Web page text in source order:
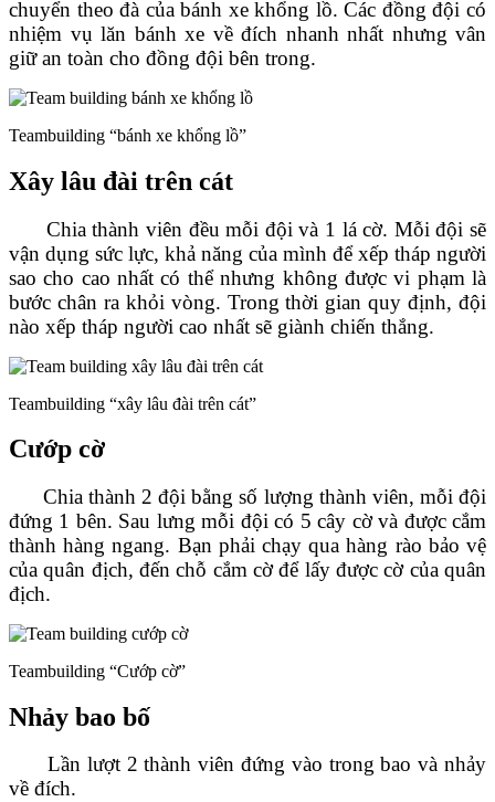
chuyển theo đà của bánh xe khổng lồ. Các đồng đội có
nhiệm vụ lăn bánh xe về đích nhanh nhất nhưng vân
giữ an toàn cho đồng đội bên trong.
Teambuilding “bánh xe khổng lồ”
Xây lâu đài trên cát
Chia thành viên đều mỗi đội và 1 lá cờ. Mỗi đội sẽ
vận dụng sức lực, khả năng của mình để xếp tháp người
sao cho cao nhất có thể nhưng không được vi phạm là
bước chân ra khỏi vòng. Trong thời gian quy định, đội
nào xếp tháp người cao nhất sẽ giành chiến thắng.
Teambuilding “xây lâu đài trên cát”
Cướp cờ
Chia thành 2 đội bằng số lượng thành viên, mỗi đội
đứng 1 bên. Sau lưng mỗi đội có 5 cây cờ và được cắm
thành hàng ngang. Bạn phải chạy qua hàng rào bảo vệ
của quân địch, đến chỗ cắm cờ để lấy được cờ của quân
địch.
Teambuilding “Cướp cờ”
Nhảy bao bố
Lần lượt 2 thành viên đứng vào trong bao và nhảy
về đích.